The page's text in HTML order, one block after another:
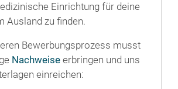
Einrichtung für deine
Ausland zu finden.
Bewerbungsprozess musst
Nachweise erbringen und uns
einreichen: